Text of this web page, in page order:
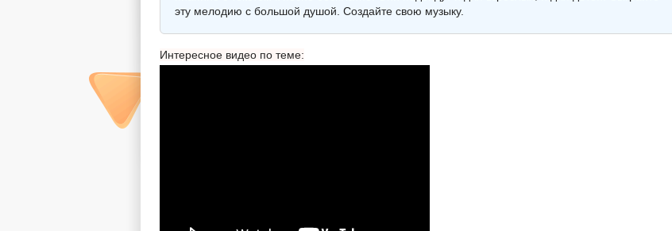
эту мелодию с большой душой. Создайте свою музыку.
Интересное видео по теме: